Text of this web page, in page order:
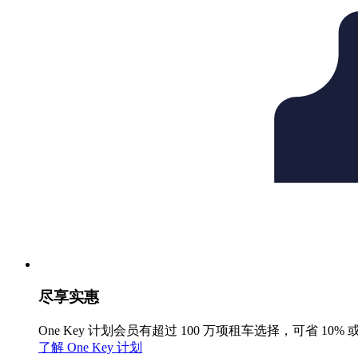
尽享实惠
One Key 计划会员有超过 100 万项租车选择，可省 10%
了解 One Key 计划